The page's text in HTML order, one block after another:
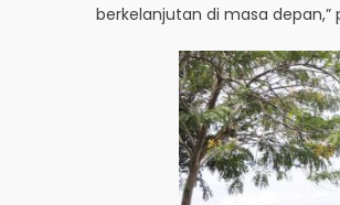
berkelanjutan di masa depan,”